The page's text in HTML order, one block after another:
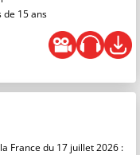
de 15 ans
France du 17 juillet 2026 :